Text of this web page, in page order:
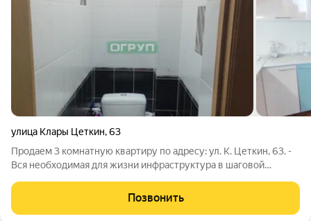
улица Клары Цеткин,63
Продаем 3 комнатную квартиру по адресу: ул. К. Цеткин, 63. -
Вся необходимая для жизни инфраструктура в шаговой
расположена на 9 этаже 9 этажного кирпичного дома, есть тех
этаж. - отличный
Позвонить